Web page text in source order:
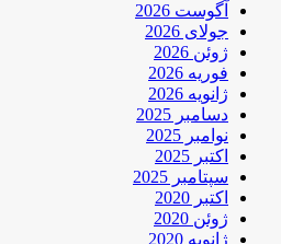
آگوست 2026
جولای 2026
ژوئن 2026
فوریه 2026
ژانویه 2026
دسامبر 2025
نوامبر 2025
اکتبر 2025
سپتامبر 2025
اکتبر 2020
ژوئن 2020
ژانویه 2020